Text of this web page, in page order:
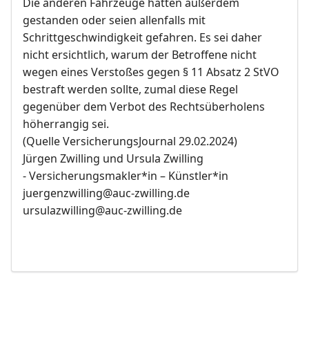
gestanden oder seien allenfalls mit
Schrittgeschwindigkeit gefahren. Es sei daher
nicht ersichtlich, warum der Betroffene nicht
wegen eines Verstoßes gegen § 11 Absatz 2 StVO
bestraft werden sollte, zumal diese Regel
gegenüber dem Verbot des Rechtsüberholens
höherrangig sei.
(Quelle VersicherungsJournal 29.02.2024)
Jürgen Zwilling und Ursula Zwilling
- Versicherungsmakler*in – Künstler*in
juergenzwilling@auc-zwilling.de
ursulazwilling@auc-zwilling.de